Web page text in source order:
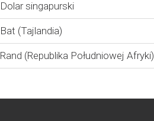
Dolar singapurski
Bat (Tajlandia)
Rand (Republika Południowej Afryki)